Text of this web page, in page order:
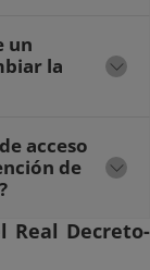
un
la
acceso
de
Real Decreto-